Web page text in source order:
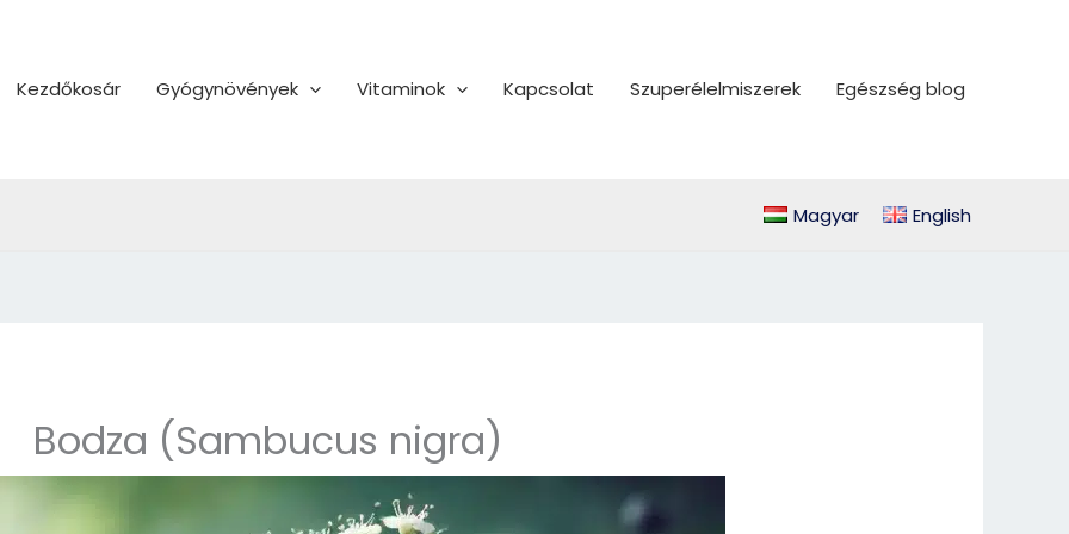
Kezdőkosár Gyógynövények Vitaminok Kapcsolat Szuperélelmiszerek Egészség blog
Magyar English
Bodza (Sambucus nigra)